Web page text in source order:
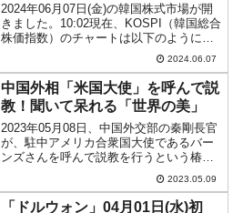
2024年06月07日(金)の韓国株式市場が開
きました。10:02現在、KOSPI（韓国総合
株価指数）のチャートは以下のようにな
『Investing.com』より引用）。大きくギ
ャップアップして始まりました。2,700...
2024.06.07
中国外相「米国大使」を呼んで説
教！聞いて呆れる「世界の美」
2023年05月08日、中国外交部の秦剛長官
が、駐中アメリカ合衆国大使であるバー
ンズさんを呼んで説教を行うという椿事
がありました。以下は中国外交部が公表
したプレスリリースです。2023年5月8
日、秦剛国務委員兼外相は、北京でバー
2023.05.09
「ドルウォン」04月01日(水)初